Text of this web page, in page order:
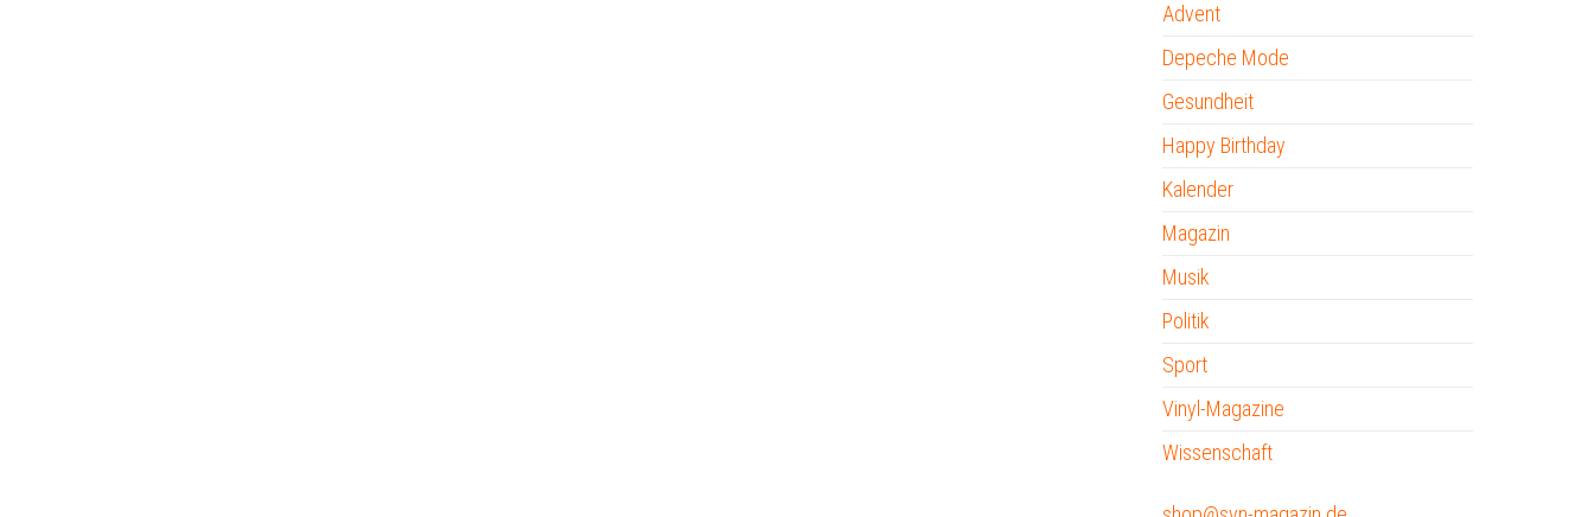
Advent
Depeche Mode
Gesundheit
Happy Birthday
Kalender
Magazin
Musik
Politik
Sport
Vinyl-Magazine
Wissenschaft